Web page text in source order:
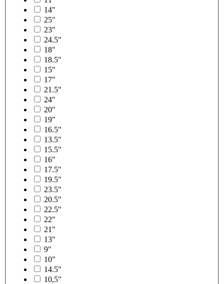
14"
25"
23"
24.5"
18"
18.5"
15"
17"
21.5"
24"
20"
19"
16.5"
13.5"
15.5"
16"
17.5"
19.5"
23.5"
20.5"
22.5"
22"
21"
13"
9"
10"
14.5"
10,5"